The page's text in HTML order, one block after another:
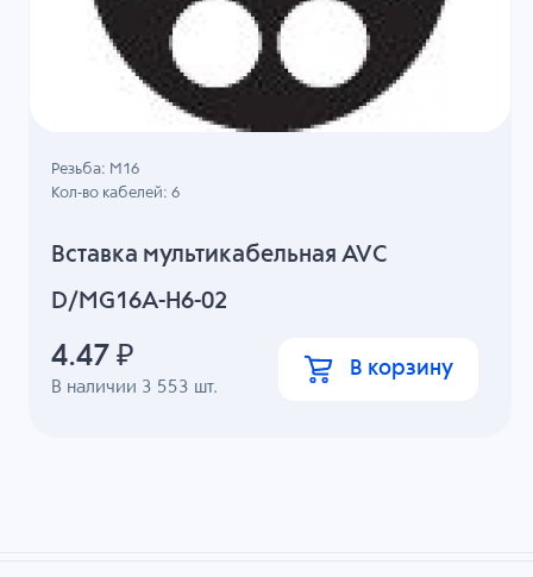
Вставка мультикабельная AVC
D/MG16A-H6-02
В наличии 3 553 шт.
Резьба: M16
Кол-во кабелей: 6
4.47 ₽ В корзину